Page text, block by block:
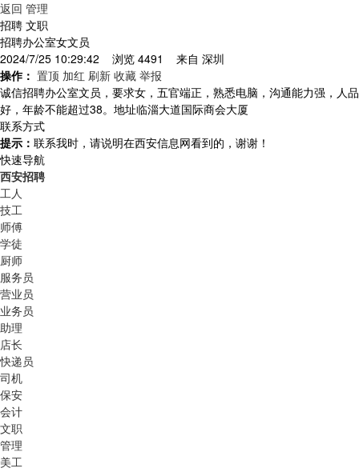
返回 管理
招聘 文职
招聘办公室女文员
2024/7/25 10:29:42 浏览 4491 来自 深圳
操作： 置顶 加红 刷新 收藏 举报
诚信招聘办公室文员，要求女，五官端正，熟悉电脑，沟通能力强，人品
好，年龄不能超过38。地址临淄大道国际商会大厦
联系方式
提示： 联系我时，请说明在西安信息网看到的，谢谢！
快速导航
西安招聘
工人
技工
师傅
学徒
厨师
服务员
营业员
业务员
助理
店长
快递员
司机
保安
会计
文职
管理
美工